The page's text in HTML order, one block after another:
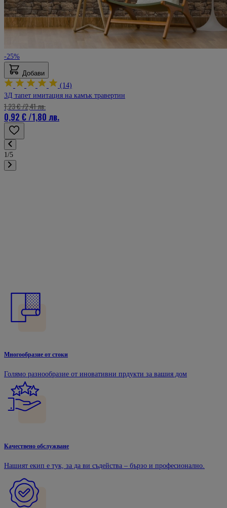
-25%
Добави
(14)
3Д тапет имитация на камък травертин
0,92 € /1,80 лв.
1,23 €/2,41 лв.
1/5
Многообразие от стоки
Голямо разнообразие от иновативни прдукти за вашия дом
Качествено обслужване
Нашият екип е тук, за да ви съдейства – бързо и професионално.